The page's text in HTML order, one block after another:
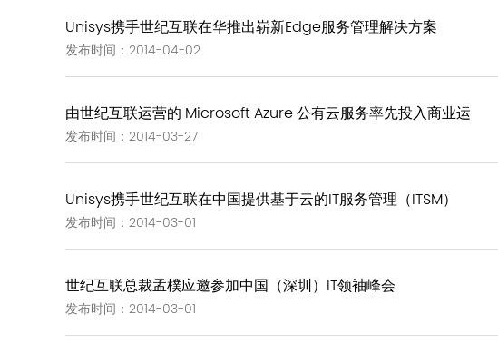
Unisys携手世纪互联在华推出崭新Edge服务管理解决方案
发布时间：2014-04-02
由世纪互联运营的 Microsoft Azure 公有云服务率先投入商业运
发布时间：2014-03-27
Unisys携手世纪互联在中国提供基于云的IT服务管理（ITSM）
发布时间：2014-03-01
世纪互联总裁孟樸应邀参加中国（深圳）IT领袖峰会
发布时间：2014-03-01